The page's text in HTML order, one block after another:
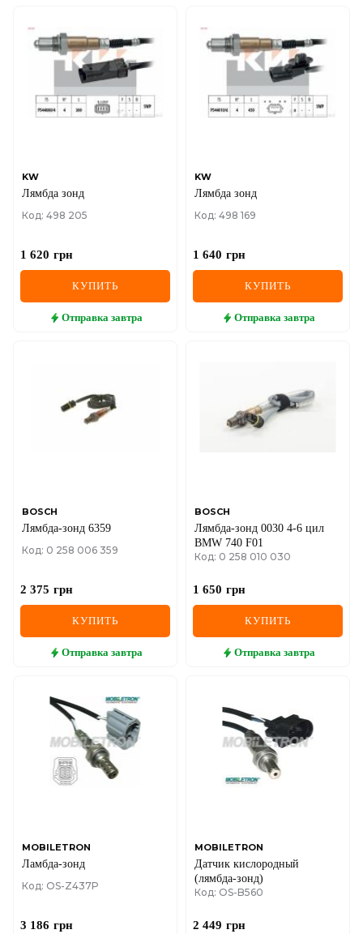
KW
Лямбда зонд
Код: 498 205
1 620 грн
КУПИТЬ
Отправка завтра
KW
Лямбда зонд
Код: 498 169
1 640 грн
КУПИТЬ
Отправка завтра
BOSCH
Лямбда-зонд 6359
Код: 0 258 006 359
2 375 грн
КУПИТЬ
Отправка завтра
BOSCH
Лямбда-зонд 0030 4-6 цил
BMW 740 F01
Код: 0 258 010 030
1 650 грн
КУПИТЬ
Отправка завтра
MOBILETRON
Ламбда-зонд
Код: OS-Z437P
3 186 грн
MOBILETRON
Датчик кислородный
(лямбда-зонд)
Код: OS-B560
2 449 грн